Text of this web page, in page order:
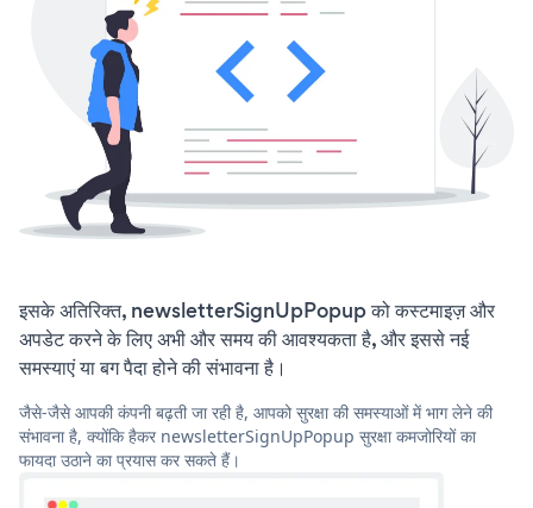
इसके अतिरिक्त, newsletterSignUpPopup को कस्टमाइज़ और
अपडेट करने के लिए अभी और समय की आवश्यकता है, और इससे नई
समस्याएं या बग पैदा होने की संभावना है।
जैसे-जैसे आपकी कंपनी बढ़ती जा रही है, आपको सुरक्षा की समस्याओं में भाग लेने की
संभावना है, क्योंकि हैकर newsletterSignUpPopup सुरक्षा कमजोरियों का
फायदा उठाने का प्रयास कर सकते हैं।